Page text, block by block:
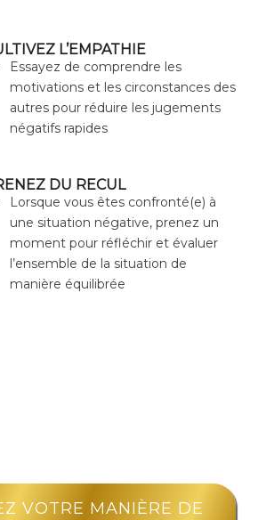
L’EMPATHIE
Essayez de comprendre les
motivations et les circonstances des
autres pour réduire les jugements
négatifs rapides
DU RECUL
Lorsque vous êtes confronté(e) à
une situation négative, prenez un
moment pour réfléchir et évaluer
l’ensemble de la situation de
manière équilibrée
VOTRE MANIÈRE DE